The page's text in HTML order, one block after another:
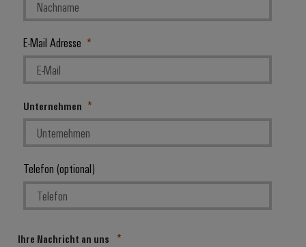
E-Mail Adresse
Unternehmen
Telefon (optional)
Ihre Nachricht an uns